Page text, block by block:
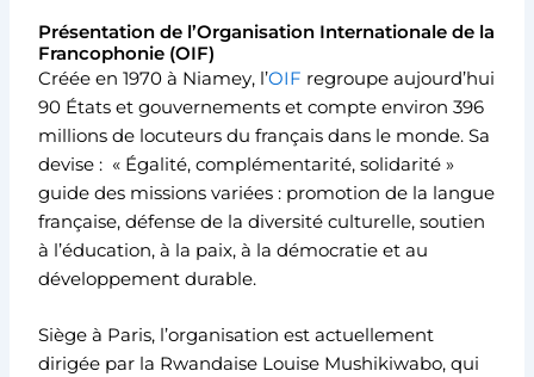
Présentation de l’Organisation Internationale de la
Francophonie (OIF)
Créée en 1970 à Niamey, l’OIF regroupe aujourd’hui
90 États et gouvernements et compte environ 396
millions de locuteurs du français dans le monde. Sa
devise : « Égalité, complémentarité, solidarité »
guide des missions variées : promotion de la langue
française, défense de la diversité culturelle, soutien
à l’éducation, à la paix, à la démocratie et au
développement durable.
Siège à Paris, l’organisation est actuellement
dirigée par la Rwandaise Louise Mushikiwabo, qui